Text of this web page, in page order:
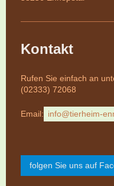
Kontakt
Rufen Sie einfach an
(02333) 72068
Email: info@tierheim-
folgen Sie uns auf